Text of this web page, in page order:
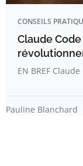
CONSEILS
Claude
EN BREF
Pauline Blanchard